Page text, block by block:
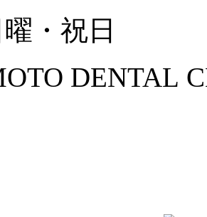
・祝日
DENTAL